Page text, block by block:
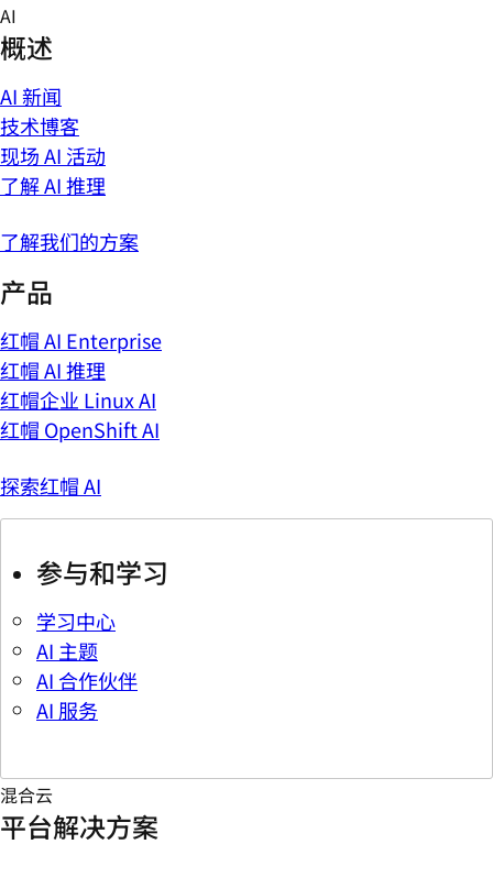
Skip
to
content
AI
概述
AI 新闻
技术博客
现场 AI 活动
了解 AI 推理
了解我们的方案
产品
红帽 AI Enterprise
红帽 AI 推理
红帽企业 Linux AI
红帽 OpenShift AI
探索红帽 AI
参与和学习
学习中心
AI 主题
AI 合作伙伴
AI 服务
混合云
平台解决方案